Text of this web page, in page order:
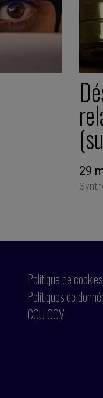
29
Politique de cookies
Politiques de
CGU CGV